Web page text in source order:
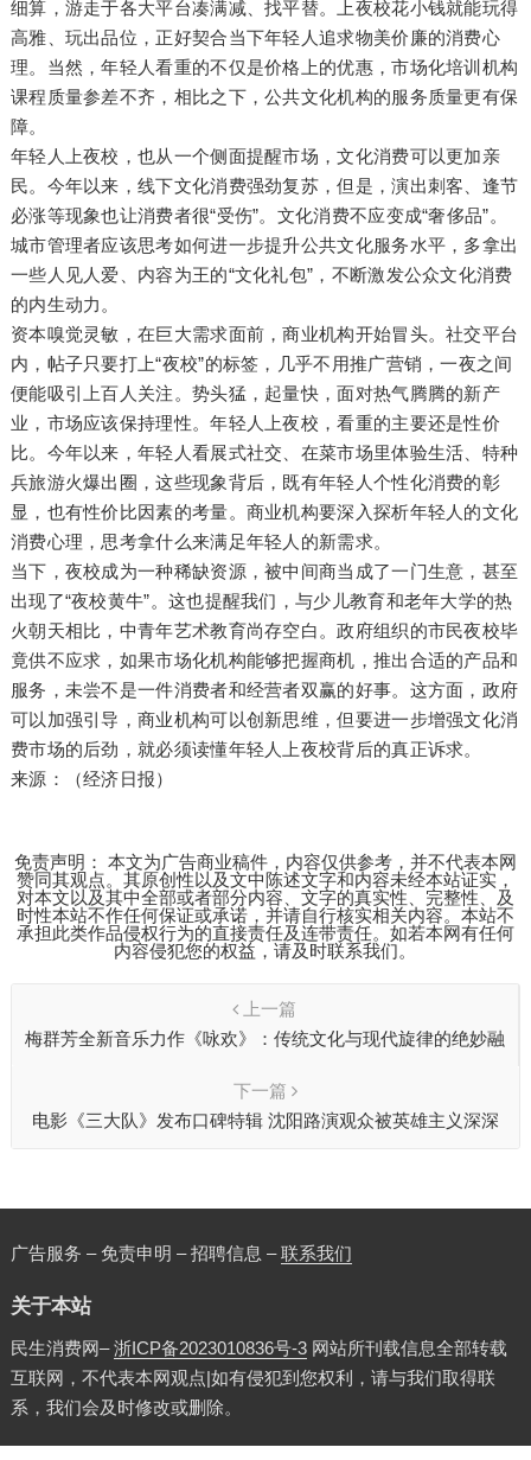
细算，游走于各大平台凑满减、找平替。上夜校花小钱就能玩得
高雅、玩出品位，正好契合当下年轻人追求物美价廉的消费心
理。当然，年轻人看重的不仅是价格上的优惠，市场化培训机构
课程质量参差不齐，相比之下，公共文化机构的服务质量更有保
障。
年轻人上夜校，也从一个侧面提醒市场，文化消费可以更加亲
民。今年以来，线下文化消费强劲复苏，但是，演出刺客、逢节
必涨等现象也让消费者很“受伤”。文化消费不应变成“奢侈品”。
城市管理者应该思考如何进一步提升公共文化服务水平，多拿出
一些人见人爱、内容为王的“文化礼包”，不断激发公众文化消费
的内生动力。
资本嗅觉灵敏，在巨大需求面前，商业机构开始冒头。社交平台
内，帖子只要打上“夜校”的标签，几乎不用推广营销，一夜之间
便能吸引上百人关注。势头猛，起量快，面对热气腾腾的新产
业，市场应该保持理性。年轻人上夜校，看重的主要还是性价
比。今年以来，年轻人看展式社交、在菜市场里体验生活、特种
兵旅游火爆出圈，这些现象背后，既有年轻人个性化消费的彰
显，也有性价比因素的考量。商业机构要深入探析年轻人的文化
消费心理，思考拿什么来满足年轻人的新需求。
当下，夜校成为一种稀缺资源，被中间商当成了一门生意，甚至
出现了“夜校黄牛”。这也提醒我们，与少儿教育和老年大学的热
火朝天相比，中青年艺术教育尚存空白。政府组织的市民夜校毕
竟供不应求，如果市场化机构能够把握商机，推出合适的产品和
服务，未尝不是一件消费者和经营者双赢的好事。这方面，政府
可以加强引导，商业机构可以创新思维，但要进一步增强文化消
费市场的后劲，就必须读懂年轻人上夜校背后的真正诉求。
来源：（经济日报）
免责声明： 本文为广告商业稿件，内容仅供参考，并不代表本网
赞同其观点。其原创性以及文中陈述文字和内容未经本站证实，
对本文以及其中全部或者部分内容、文字的真实性、完整性、及
时性本站不作任何保证或承诺，并请自行核实相关内容。本站不
承担此类作品侵权行为的直接责任及连带责任。如若本网有任何
内容侵犯您的权益，请及时联系我们。
上一篇
梅群芳全新音乐力作《咏欢》：传统文化与现代旋律的绝妙融
下一篇
电影《三大队》发布口碑特辑 沈阳路演观众被英雄主义深深
广告服务 – 免责申明 – 招聘信息 –联系我们
关于本站
民生消费网–浙ICP备2023010836号-3网站所刊载信息全部转载
互联网，不代表本网观点|如有侵犯到您权利，请与我们取得联
系，我们会及时修改或删除。